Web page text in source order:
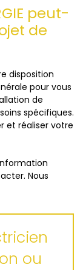
peut-
de
disposition
pour vous
de
spécifiques.
et réaliser votre
Nous
ou